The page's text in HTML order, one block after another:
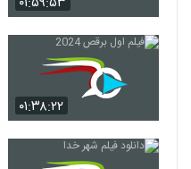
۰۱:۳۸:۲۲